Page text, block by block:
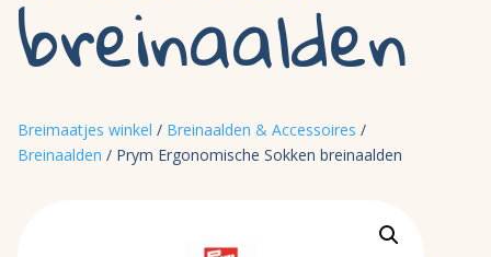
breinaalden
Breimaatjes winkel / Breinaalden & Accessoires /
Breinaalden / Prym Ergonomische Sokken breinaalden